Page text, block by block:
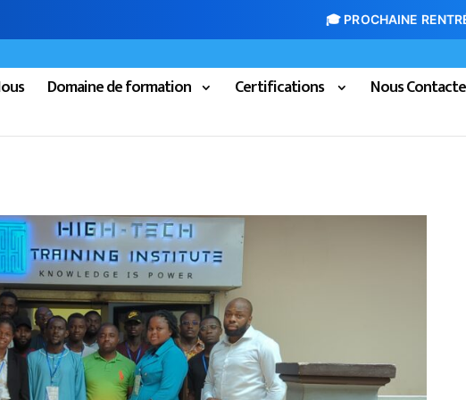
🎓 PROCHAINE RENTRÉE CCNA —
Domaine de formation Certifications Nous